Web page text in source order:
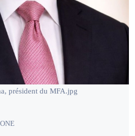
président du MFA.jpg